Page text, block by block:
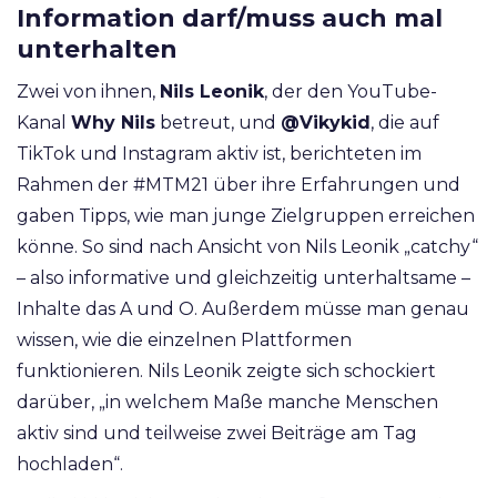
Information darf/muss auch mal
unterhalten
Zwei von ihnen, Nils Leonik, der den YouTube-
Kanal Why Nils betreut, und @Vikykid, die auf
TikTok und Instagram aktiv ist, berichteten im
Rahmen der #MTM21 über ihre Erfahrungen und
gaben Tipps, wie man junge Zielgruppen erreichen
könne. So sind nach Ansicht von Nils Leonik „catchy“
– also informative und gleichzeitig unterhaltsame –
Inhalte das A und O. Außerdem müsse man genau
wissen, wie die einzelnen Plattformen
funktionieren. Nils Leonik zeigte sich schockiert
darüber, „in welchem Maße manche Menschen
aktiv sind und teilweise zwei Beiträge am Tag
hochladen“.